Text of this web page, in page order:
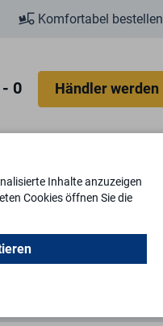
Komfortabel bestellen
0 Händler werden
& Kassetten Schlüssel
Inhalte anzuzeigen
Cookies öffnen Sie die